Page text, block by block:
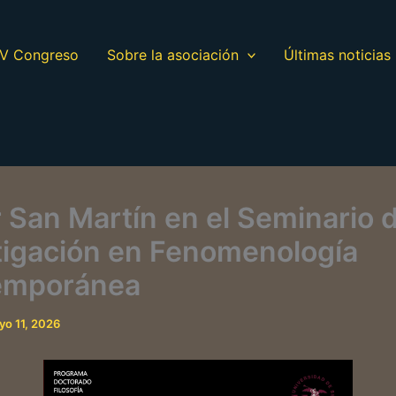
Congreso Sobre la asociación Últimas noticias
San Martín en el Seminario
en Fenomenología
11, 2026